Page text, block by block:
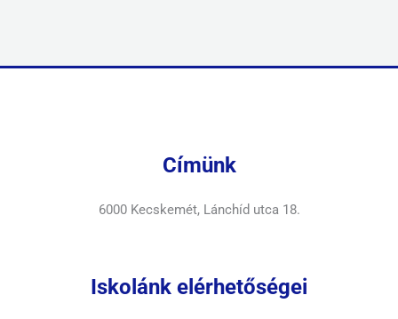
Címünk
6000 Kecskemét, Lánchíd utca 18.
Iskolánk elérhetőségei